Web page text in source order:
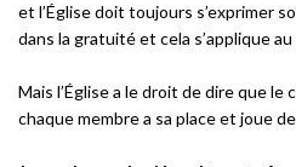
et l’Église doit toujours s’exprimer
dans la gratuité et cela s’applique
Mais l’Église a le droit de dire que
chaque membre a sa place et joue